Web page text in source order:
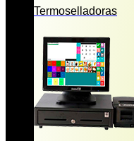
Termoselladoras